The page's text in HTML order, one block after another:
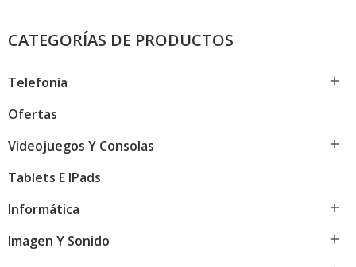
CATEGORÍAS DE PRODUCTOS
Telefonía 
Ofertas
Videojuegos Y Consolas

Tablets E IPads
Informática

Imagen Y Sonido 